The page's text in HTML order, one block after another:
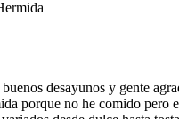
desayunos y gente
porque no he comido pero